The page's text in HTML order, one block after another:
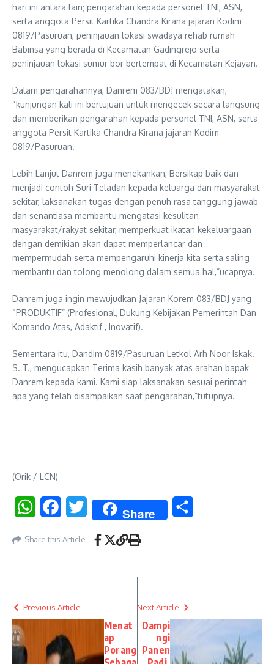
hari ini antara lain; pengarahan kepada personel TNI, ASN,
serta anggota Persit Kartika Chandra Kirana jajaran Kodim
0819/Pasuruan, peninjauan lokasi swadaya rehab rumah
Babinsa yang berada di Kecamatan Gadingrejo serta
peninjauan lokasi sumur bor bertempat di Kecamatan Kejayan.
Dalam pengarahannya, Danrem 083/BDJ mengatakan,
“kunjungan kali ini bertujuan untuk mengecek secara langsung
dan memberikan pengarahan kepada personel TNI, ASN, serta
anggota Persit Kartika Chandra Kirana jajaran Kodim
0819/Pasuruan.
Lebih Lanjut Danrem juga menekankan, Bersikap baik dan
menjadi contoh Suri Teladan kepada keluarga dan masyarakat
sekitar, laksanakan tugas dengan penuh rasa tanggung jawab
dan senantiasa membantu mengatasi kesulitan
masyarakat/rakyat sekitar, memperkuat ikatan kekeluargaan
dengan demikian akan dapat memperlancar dan
mempermudah serta mempengaruhi kinerja kita serta saling
membantu dan tolong menolong dalam semua hal,”ucapnya.
Danrem juga ingin mewujudkan Jajaran Korem 083/BDJ yang
“PRODUKTIF” (Profesional, Dukung Kebijakan Pemerintah Dan
Komando Atas, Adaktif , Inovatif).
Sementara itu, Dandim 0819/Pasuruan Letkol Arh Noor Iskak.
S. T., mengucapkan Terima kasih banyak atas arahan bapak
Danrem kepada kami. Kami siap laksanakan sesuai perintah
apa yang telah disampaikan saat pengarahan,”tutupnya.
(Orik / LCN)
WhatsAppFacebookTwitter Share
Share this Article
Previous Article
Menat
ap
Porang
Next Article
Dampi
ngi
Panen